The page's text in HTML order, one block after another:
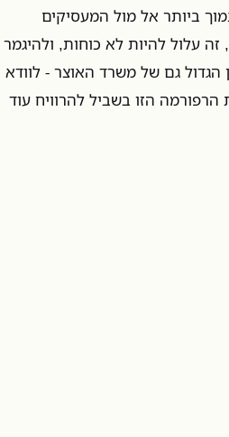
ביותר אל מול המעסיקים
עלול להיות לא כוחות, ולהיגמר
גם של משרד האוצר - לוודא
הזו בשביל להרוויח עוד